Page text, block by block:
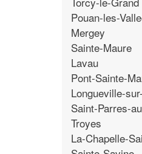
Pouan-les-
Mergey
Sainte-Maure
Lavau
Pont-Sainte-
Longueville-
Saint-Parres-
Troyes
La-Chapelle-